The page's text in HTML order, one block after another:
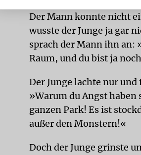
Der Mann konnte nicht
wusste der Junge ja gar
sprach der Mann ihn an:
Raum, und du bist ja
Der Junge lachte nur
»Warum du Angst
ganzen Park! Es ist
außer den Monstern!«
Doch der Junge grinste